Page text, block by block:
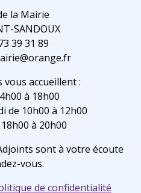
la Mairie
SANDOUX
39 31 89
accueillent :
à 18h00
de 10h00 à 12h00
à 20h00
sont à votre écoute
vous.
de confidentialité